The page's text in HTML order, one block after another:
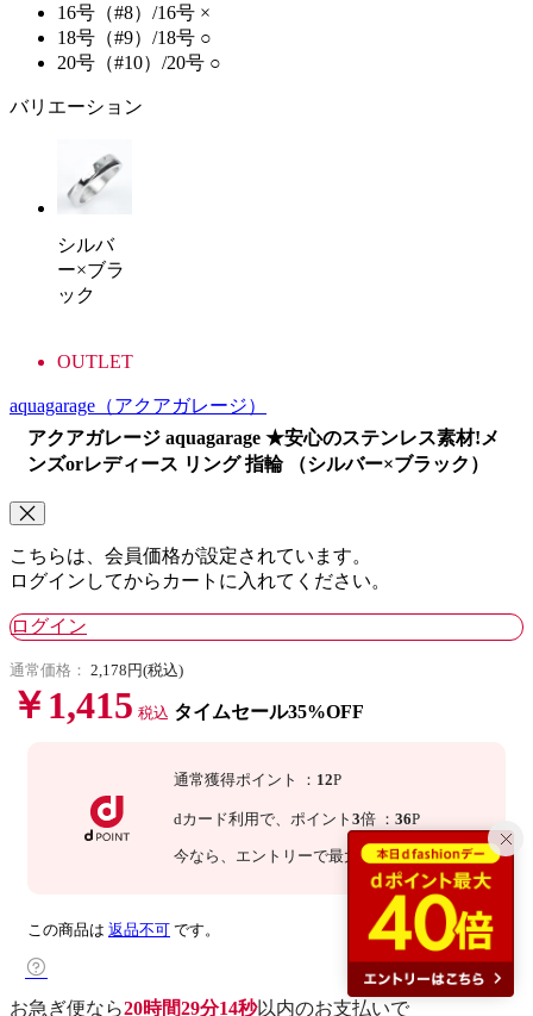
16号（#8）/16号 ×
18号（#9）/18号 ○
20号（#10）/20号 ○
バリエーション
シルバ
ー×ブラ
ック
OUTLET
aquagarage （アクアガレージ）
アクアガレージ aquagarage ★安心のステンレス素材!メ
ンズorレディース リング 指輪 （シルバー×ブラック）
こちらは、会員価格が設定されています。
ログインしてからカートに入れてください。
ログイン
通常価格： 2,178円(税込)
￥1,415 税込 タイムセール35%OFF
通常獲得ポイント ： 12P
dカード利用で、ポイント3倍 ：36P
今なら 、エントリーで最大 20 倍！詳細
この商品は 返品不可 です。
お急ぎ便なら20時間29分13秒以内のお支払いで